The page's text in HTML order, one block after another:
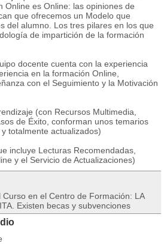
Online es Online: las opiniones de
que ofrecemos un Modelo que
del alumno. Los tres pilares en los que
de impartición de la formación
docente cuenta con la experiencia
en la formación Online,
con el Seguimiento y la Motivación
(con Recursos Multimedia,
de Éxito, conforman unos temarios
totalmente actualizados)
incluye Lecturas Recomendadas,
y el Servicio de Actualizaciones)
Curso en el Centro de Formación: LA
Existen becas y subvenciones